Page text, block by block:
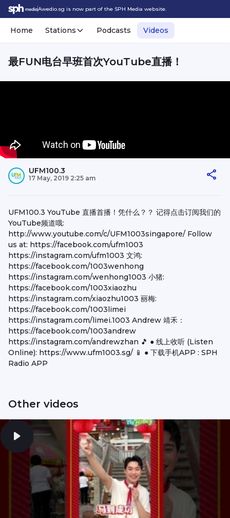
Awedio.sg is now part of the SPH Media website.
Home Stations Podcasts Videos
最FUN电台早班首次YouTube直播！
UFM100.3
17 May, 2019 2:25 am
UFM100.3 YouTube 直播首播！凭什么？？ 记得点击订阅我们的
YouTube频道哦:
http://www.youtube.com/c/UFM1003singapore/ Follow
us at: https://facebook.com/ufm1003
https://instagram.com/ufm1003 文鸿:
https://facebook.com/1003wenhong
https://instagram.com/wenhong1003 小猪:
https://facebook.com/1003xiaozhu
https://instagram.com/xiaozhu1003 丽梅:
https://facebook.com/1003limei
https://instagram.com/limei.1003 Andrew 靖禾：
https://facebook.com/1003andrew
https://instagram.com/andrewzhan 🎵 ● 线上收听 (Listen
Online): https://www.ufm1003.sg/ 📱 ● 下载手机APP : SPH
Radio APP
Other videos